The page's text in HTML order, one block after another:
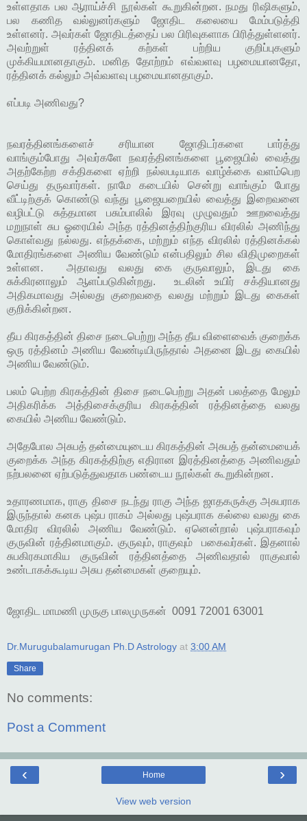
உள்ளதாக பல ஆராய்ச்சி நூல்கள் கூறுகின்றன. நமது ரிஷிகளும்,
பல கணித வல்லுனர்களும் ஜோதிட கலையை மேம்படுத்தி
உள்ளனர். அவர்கள் ஜோதிடத்தைப் பல பிரிவுகளாக பிரித்துள்ளனர்.
அவற்றுள் ரத்தினக் கற்கள் பற்றிய குறிப்புகளும்
முக்கியமானதாகும். மனித தோற்றம் எவ்வளவு பழமையானதோ,
ரத்தினக் கல்லும் அவ்வளவு பழமையானதாகும்.
எப்படி அணிவது?
நவரத்தினங்களைச் சரியான ஜோதிடர்களை பார்த்து
வாங்கும்போது அவர்களே நவரத்தினங்களை பூஜையில் வைத்து
அதற்கேற்ற சக்திகளை ஏற்றி நல்லபடியாக வாழ்க்கை வளம்பெற
செய்து தருவார்கள். நாமே கடையில் சென்று வாங்கும் போது
வீட்டிற்குக் கொண்டு வந்து பூஜையறையில் வைத்து இறைவனை
வழிபட்டு சுத்தமான பசும்பாலில் இரவு முழுவதும் ஊறவைத்து
மறுநாள் சுப ஓரையில் அந்த ரத்தினத்திற்குரிய விரலில் அணிந்து
கொள்வது நல்லது. எந்தக்கை, மற்றும் எந்த விரலில் ரத்தினக்கல்
மோதிரங்களை அணிய வேண்டும் என்பதிலும் சில விதிமுறைகள்
உள்ளன. அதாவது வலது கை குருவாலும், இடது கை
சுக்கிரனாலும் ஆளப்படுகின்றது. உடலின் உயிர் சக்தியானது
அதிகமாவது அல்லது குறைவதை வலது மற்றும் இடது கைகள்
குறிக்கின்றன.
தீய கிரகத்தின் திசை நடைபெற்று அந்த தீய விளைவைக் குறைக்க
ஒரு ரத்தினம் அணிய வேண்டியிருந்தால் அதனை இடது கையில்
அணிய வேண்டும்.
பலம் பெற்ற கிரகத்தின் திசை நடைபெற்று அதன் பலத்தை மேலும்
அதிகரிக்க அத்திசைக்குரிய கிரகத்தின் ரத்தினத்தை வலது
கையில் அணிய வேண்டும்.
அதேபோல அசுபத் தன்மையுடைய கிரகத்தின் அசுபத் தன்மையைக்
குறைக்க அந்த கிரகத்திற்கு எதிரான இரத்தினத்தை அணிவதும்
நற்பலனை ஏற்படுத்துவதாக பண்டைய நூல்கள் கூறுகின்றன.
உதாரணமாக, ராகு திசை நடந்து ராகு அந்த ஜாதகருக்கு அசுபராக
இருந்தால் கனக புஷ்ப ராகம் அல்லது புஷ்பராக கல்லை வலது கை
மோதிர விரலில் அணிய வேண்டும். ஏனென்றால் புஷ்பராகவும்
குருவின் ரத்தினமாகும். குருவும், ராகுவும் பகைவர்கள். இதனால்
சுபகிரகமாகிய குருவின் ரத்தினத்தை அணிவதால் ராகுவால்
உண்டாகக்கூடிய அசுப தன்மைகள் குறையும்.
ஜோதிட மாமணி முருகு பாலமுருகன் 0091 72001 63001
Dr.Murugubalamurugan Ph.D Astrology at 3:00 AM
Share
No comments:
Post a Comment
‹ ›
Home
View web version